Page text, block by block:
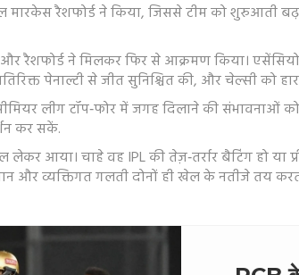
मारकेस रैशफोर्ड ने किया, जिससे टीम को
रैशफोर्ड ने मिलकर फिर से आक्रमण किया।
पेनाल्टी से जीत सुनिश्चित की, और चेल्सी को
लीग टॉप‑फोर में जगह दिलाने की संभावनाओं
कर सकें.
आया। चाहे वह IPL की तेज़‑तर्रार बैटिंग हो या
और व्यक्तिगत गलती दोनों ही खेल के नतीजे तय